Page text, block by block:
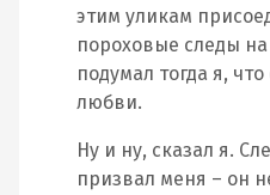
этим уликам
пороховые следы на
подумал тогда я,
любви.
Ну и ну, сказал я.
призвал меня – он